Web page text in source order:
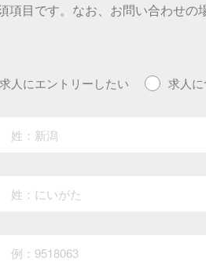
項目です。なお、お問い合わせの
求人にエントリーしたい 求人